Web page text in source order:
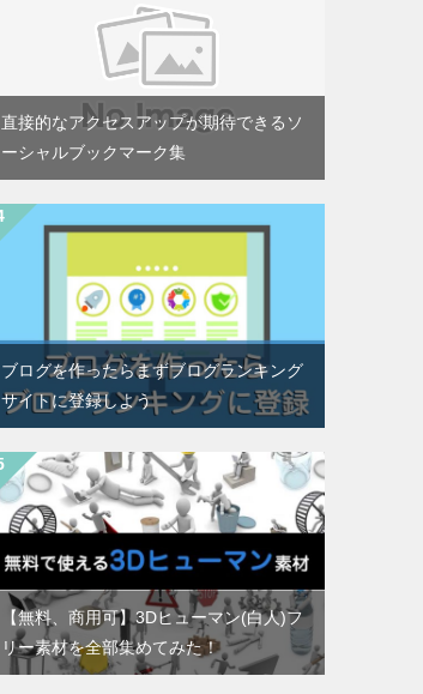
直接的なアクセスアップが期待できるソ
ーシャルブックマーク集
ブログを作ったらまずブログランキング
サイトに登録しよう
【無料、商用可】3Dヒューマン(白人)フ
リー素材を全部集めてみた！